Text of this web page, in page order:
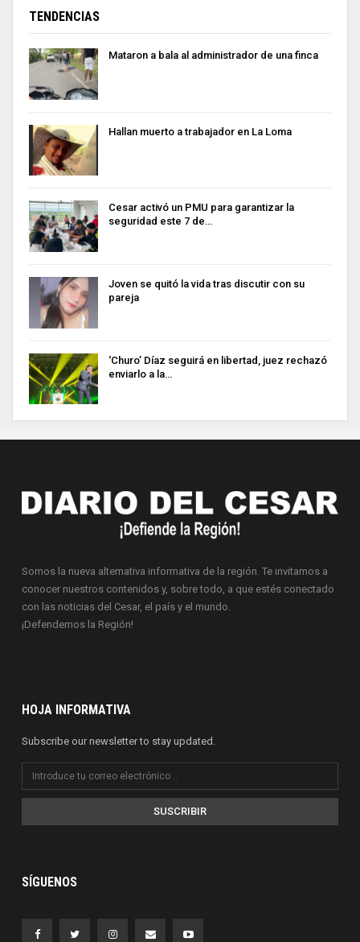
TENDENCIAS
Mataron a bala al administrador de una finca
Hallan muerto a trabajador en La Loma
Cesar activó un PMU para garantizar la
seguridad este 7 de…
Joven se quitó la vida tras discutir con su
pareja
‘Churo’ Díaz seguirá en libertad, juez rechazó
enviarlo a la…
Somos la nueva alternativa informativa de la región. Te invitamos a
conocer nuestros contenidos y, sobre todo, a que estés conectado
con las noticias del Cesar, el país y el mundo.
¡Defendemos la Región!
HOJA INFORMATIVA
Subscribe our newsletter to stay updated.
SUSCRIBIR
SÍGUENOS